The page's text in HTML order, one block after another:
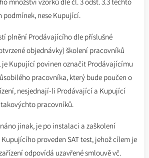
podmínek, nese Kupující.
plnění Prodávajícího dle příslušné
objednávky) školení pracovníků
Kupující povinen označit Prodávajícímu
pracovníka, který bude poučen o
nesjednají-li Prodávající a Kupující
pracovníků.
jinak, je po instalaci a zaškolení
proveden SAT test, jehož cílem je
odpovídá uzavřené smlouvě vč.